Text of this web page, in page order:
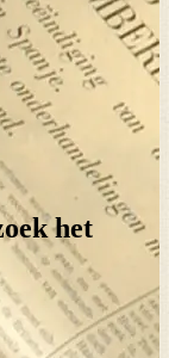
het